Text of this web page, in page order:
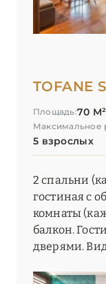
TOFANE
Площадь:70 М²
Максимальное
5 взрослых
2 спальни
гостиная с
комнаты
балкон.
дверями.